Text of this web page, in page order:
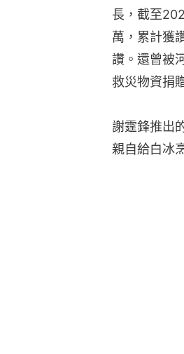
長，截至
萬，累計獲
讚。還曾被
救災物資捐
謝霆鋒推出
親自給白冰